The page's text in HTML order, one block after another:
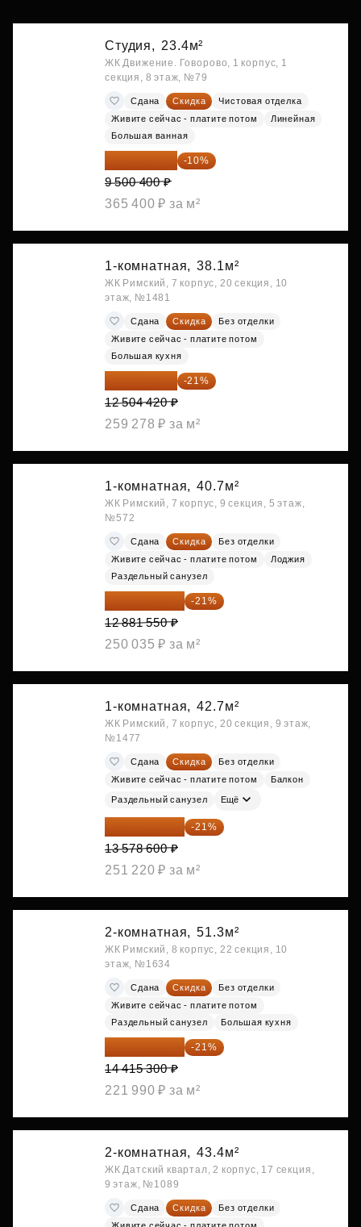
Студия, 23.4м²
ЖК Движение. Говорово, 1 корпус, 1
секция, 8 этаж, №79
Сдана Скидка
Чистовая отделка
Живите сейчас - платите потом
Линейная
Большая ванная
-10%
9 500 400 ₽
365 400 ₽ за м²
1-комнатная, 38.1м²
ЖК Римский, 7 корпус, 20 секция, 10
этаж, №1481
Сдана Скидка
Без отделки
Живите сейчас - платите потом
Большая кухня
-21%
12 504 420 ₽
259 278 ₽ за м²
1-комнатная, 40.7м²
ЖК Римский, 7 корпус, 9 секция, 5 этаж,
№572
Сдана Скидка
Без отделки
Живите сейчас - платите потом
Лоджия
Раздельный санузел
10 176 425 ₽ -21%
12 881 550 ₽
250 035 ₽ за м²
1-комнатная, 42.7м²
ЖК Римский, 7 корпус, 20 секция, 9 этаж,
№1477
Сдана Скидка
Без отделки
Живите сейчас - платите потом
Балкон
Раздельный санузел Ещё
10 727 094 ₽ -21%
13 578 600 ₽
251 220 ₽ за м²
2-комнатная, 51.3м²
ЖК Римский, 8 корпус, 22 секция, 10
этаж, №1634
Сдана Скидка
Без отделки
Живите сейчас - платите потом
Раздельный санузел
Большая кухня
11 388 087 ₽ -21%
14 415 300 ₽
221 990 ₽ за м²
2-комнатная, 43.4м²
ЖК Датский квартал, 2 корпус, 17 секция,
9 этаж, №1089
Сдана Скидка
Без отделки